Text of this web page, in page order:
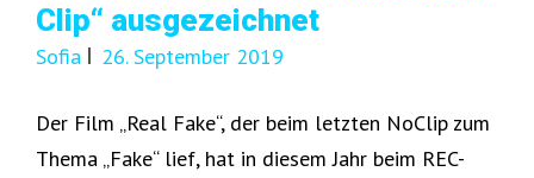
Clip“ ausgezeichnet
Sofia 26. September 2019
Der Film „Real Fake“, der beim letzten NoClip zum
Thema „Fake“ lief, hat in diesem Jahr beim REC-